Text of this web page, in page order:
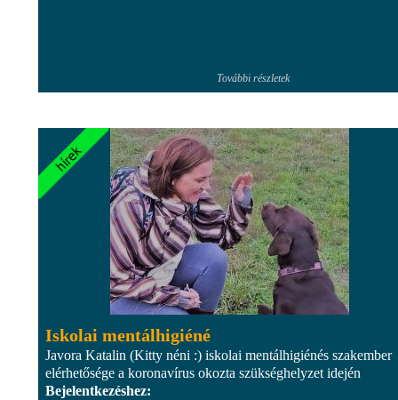
További részletek
Iskolai mentálhigiéné
Javora Katalin (Kitty néni :) iskolai mentálhigiénés szakember
elérhetősége a koronavírus okozta szükséghelyzet idején
Bejelentkezéshez: